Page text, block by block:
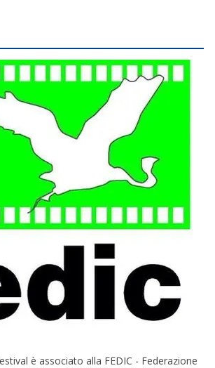
è associato alla FEDIC - Federazione